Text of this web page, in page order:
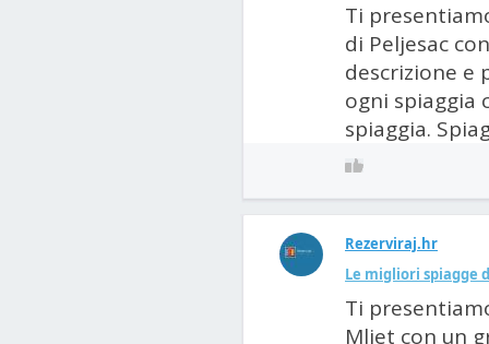
Ti
di Peljesac
descrizione e
ogni spiaggia
spiaggia.
Rezerviraj.hr
Le migliori spiagge
Ti
Mljet con un